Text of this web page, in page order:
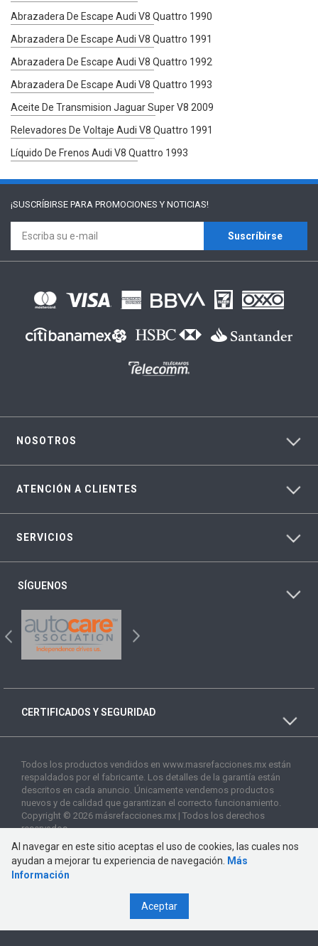
Abrazadera De Escape Audi V8 Quattro 1990
Abrazadera De Escape Audi V8 Quattro 1991
Abrazadera De Escape Audi V8 Quattro 1992
Abrazadera De Escape Audi V8 Quattro 1993
Aceite De Transmision Jaguar Super V8 2009
Relevadores De Voltaje Audi V8 Quattro 1991
Líquido De Frenos Audi V8 Quattro 1993
¡SUSCRÍBIRSE PARA PROMOCIONES Y NOTICIAS!
Suscríbirse
NOSOTROS
ATENCIÓN A CLIENTES
SERVICIOS
SÍGUENOS
CERTIFICADOS Y SEGURIDAD
Todos los productos vendidos en www.masrefacciones.mx están
respaldados por el fabricante. Los detalles de la garantía están
descritos en cada anuncio. Únicamente vendemos productos
nuevos y de calidad que garantizan el correcto funcionamiento.
Copyright © 2026 másrefacciones.mx | Todos los derechos
reservados
Al navegar en este sitio aceptas el uso de cookies, las cuales nos
ayudan a mejorar tu experiencia de navegación.
Más
Información
Aceptar